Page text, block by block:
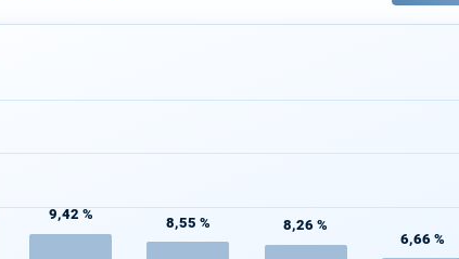
9,42 % 8,55 % 8,26 %
6,66 %